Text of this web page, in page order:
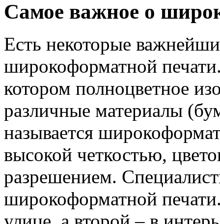
Самое важное о
Есть некоторые
широкоформатной
котором полноцветное
различные материалы
называется
высокой четкостью,
разрешением.
широкоформатной